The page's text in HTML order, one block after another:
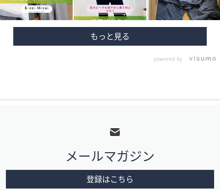
powered by
メ
メールマガジン
登録はこちら